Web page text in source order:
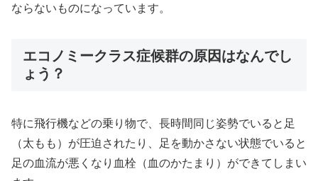
ならないものになっています。
エコノミークラス症候群の原因はなんでし
ょう？
特に飛行機などの乗り物で、長時間同じ姿勢でいると足
（太もも）が圧迫されたり、足を動かさない状態でいると
足の血流が悪くなり血栓（血のかたまり）ができてしまい